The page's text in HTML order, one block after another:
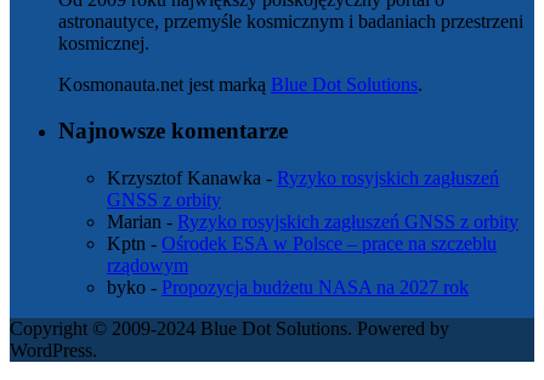
astronautyce, przemyśle kosmicznym i badaniach przestrzeni
kosmicznej.
Kosmonauta.net jest marką Blue Dot Solutions.
Najnowsze komentarze
Krzysztof Kanawka - Ryzyko rosyjskich zagłuszeń
GNSS z orbity
Marian - Ryzyko rosyjskich zagłuszeń GNSS z orbity
Kptn - Ośrodek ESA w Polsce – prace na szczeblu
rządowym
byko - Propozycja budżetu NASA na 2027 rok
Copyright © 2009-2024 Blue Dot Solutions. Powered by
WordPress.